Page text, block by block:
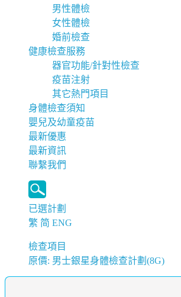
男性體檢
女性體檢
婚前檢查
健康檢查服務
器官功能/針對性檢查
疫苗注射
其它熱門項目
身體檢查須知
嬰兒及幼童疫苗
最新優惠
最新資訊
聯繫我們
已選計劃
繁 简 ENG
檢查項目
原價: 男士銀星身體檢查計劃(8G)